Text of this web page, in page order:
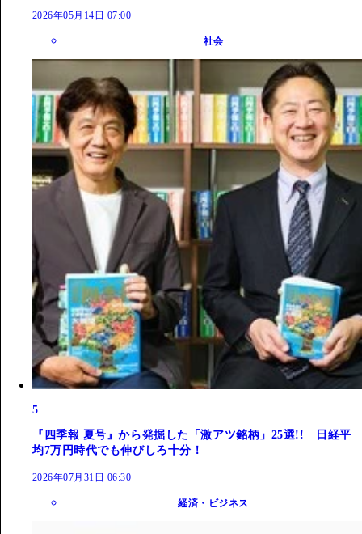
2026年05月14日 07:00
社会
5
『四季報 夏号』から発掘した「激アツ銘柄」25選!! 日経平
均7万円時代でも伸びしろ十分！
2026年07月31日 06:30
経済・ビジネス